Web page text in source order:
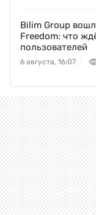
Bilim Group
Freedom: что
пользователей
6 августа, 16:07